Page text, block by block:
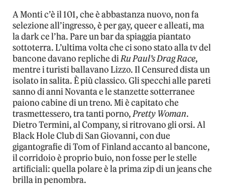
A Monti c’è il 101, che è abbastanza nuovo, non fa
selezione all’ingresso, è per gay, queer e alleati, ma
la dark ce l’ha. Pare un bar da spiaggia piantato
sottoterra. L’ultima volta che ci sono stato alla tv del
bancone davano repliche diRu Paul’s Drag Race,
mentre i turisti ballavano Lizzo. Il Censured dista un
isolato in salita. È più classico. Gli specchi alle pareti
sanno di anni Novanta e le stanzette sotterranee
paiono cabine di un treno. Mi è capitato che
trasmettessero, tra tanti porno,Pretty Woman.
Dietro Termini, al Company, si ritrovano gli orsi. Al
Black Hole Club di San Giovanni, con due
gigantografie di Tom of Finland accanto al bancone,
il corridoio è proprio buio, non fosse per le stelle
artificiali: quella polare è la prima zip di un jeans che
brilla in penombra.